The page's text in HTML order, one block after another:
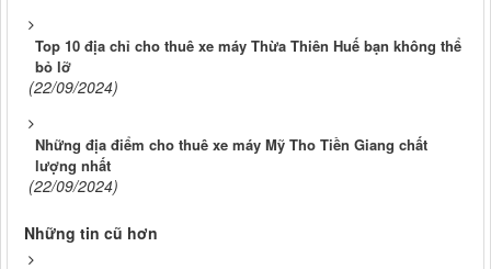
Top 10 địa chỉ cho thuê xe máy Thừa Thiên Huế bạn không thể
bỏ lỡ
(22/09/2024)
Những địa điểm cho thuê xe máy Mỹ Tho Tiền Giang chất
lượng nhất
(22/09/2024)
Những tin cũ hơn